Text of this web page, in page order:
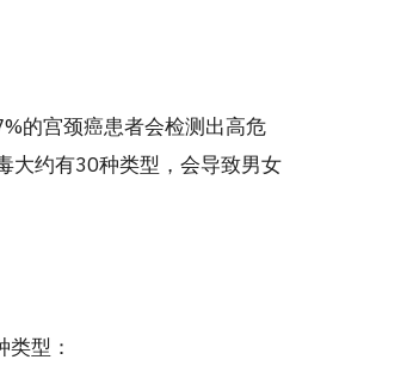
的宫颈癌患者会检测出高危
大约有30种类型，会导致男女
型：